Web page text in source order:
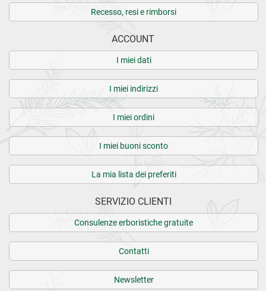
Recesso, resi e rimborsi
ACCOUNT
I miei dati
I miei indirizzi
I miei ordini
I miei buoni sconto
La mia lista dei preferiti
SERVIZIO CLIENTI
Consulenze erboristiche gratuite
Contatti
Newsletter